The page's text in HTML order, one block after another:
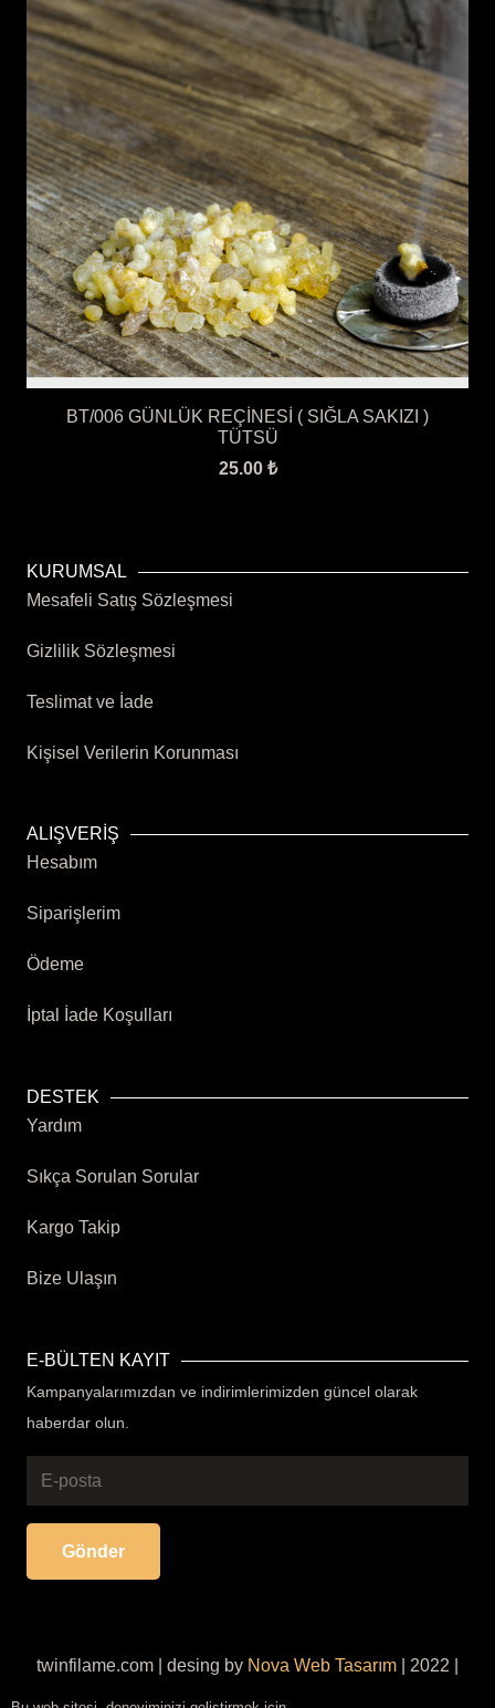
BT/006 GÜNLÜK REÇİNESİ ( SIĞLA SAKIZI )
TÜTSÜ
25.00 ₺
KURUMSAL
Mesafeli Satış Sözleşmesi
Gizlilik Sözleşmesi
Teslimat ve İade
Kişisel Verilerin Korunması
ALIŞVERİŞ
Hesabım
Siparişlerim
Ödeme
İptal İade Koşulları
DESTEK
Yardım
Sıkça Sorulan Sorular
Kargo Takip
Bize Ulaşın
E-BÜLTEN KAYIT
Kampanyalarımızdan ve indirimlerimizden güncel olarak
haberdar olun.
Gönder
twinfilame.com | desing by Nova Web Tasarım | 2022 |